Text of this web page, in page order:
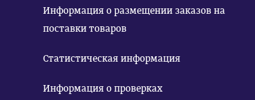
Информация о размещении заказов на
поставки товаров
Статистическая информация
Информация о проверках